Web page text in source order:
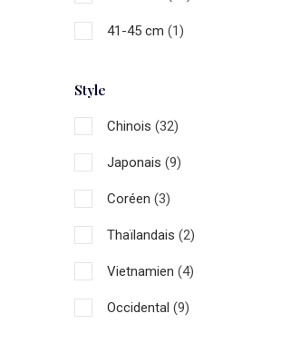
41-45 cm (1)
(4)
(2)
(1)
Style
Chinois (32)
Japonais (9)
Coréen (3)
Thaïlandais (2)
Vietnamien (4)
Occidental (9)